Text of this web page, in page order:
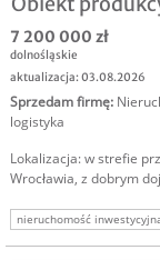
7 200 000 zł
dolnośląskie
aktualizacja: 03.08.2026
Sprzedam firmę:
logistyka
Lokalizacja: w strefie
Wrocławia, z dobrym
nieruchomość
nieruchomość